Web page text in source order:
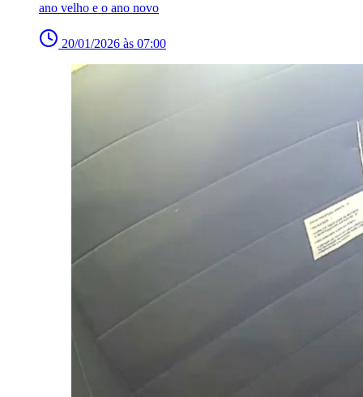
ano velho e o ano novo
20/01/2026 às 07:00